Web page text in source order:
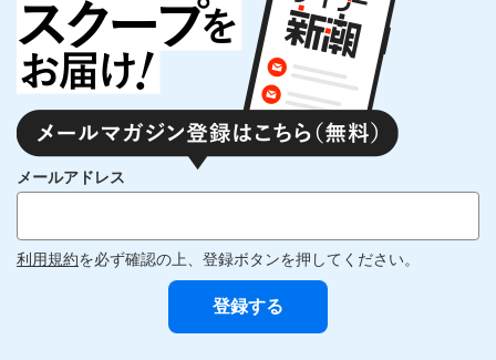
メールアドレス
利用規約を必ず確認の上、登録ボタンを押してください。